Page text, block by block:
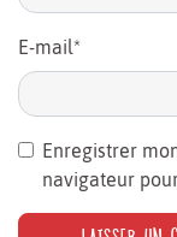
E-mail*
Enregistrer
navigateur